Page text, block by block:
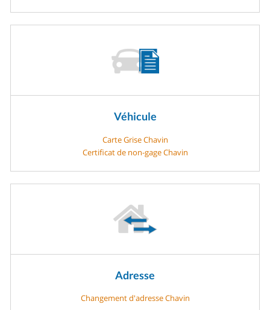
Véhicule
Carte Grise Chavin
Certificat de non-gage Chavin
Adresse
Changement d'adresse Chavin